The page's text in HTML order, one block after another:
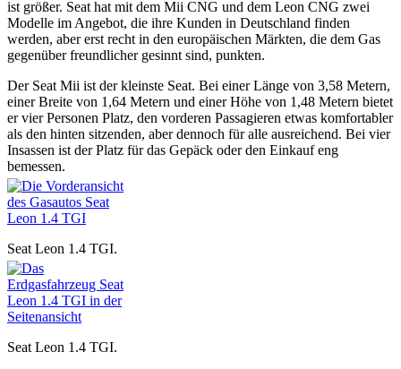
ist größer. Seat hat mit dem Mii CNG und dem Leon CNG zwei
Modelle im Angebot, die ihre Kunden in Deutschland finden
werden, aber erst recht in den europäischen Märkten, die dem Gas
gegenüber freundlicher gesinnt sind, punkten.
Der Seat Mii ist der kleinste Seat. Bei einer Länge von 3,58 Metern,
einer Breite von 1,64 Metern und einer Höhe von 1,48 Metern bietet
er vier Personen Platz, den vorderen Passagieren etwas komfortabler
als den hinten sitzenden, aber dennoch für alle ausreichend. Bei vier
Insassen ist der Platz für das Gepäck oder den Einkauf eng
bemessen.
Seat Leon 1.4 TGI.
Seat Leon 1.4 TGI.